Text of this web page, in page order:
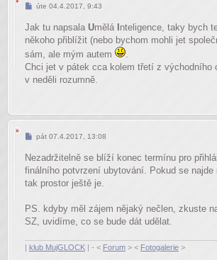
Příspěvek
úte 04.4.2017, 9:43
Jak tu napsala Umělá nteligence, taky bych
někoho přiblížit (nebo bychom mohli jet
sám, ale mým autem
.
Chci jet v pátek cca kolem třetí z východního
v neděli rozumně.
Příspěvek
pát 07.4.2017, 13:08
Nezadržitelně se blíží konec termínu pro
finálního potvrzení ubytování. Pokud se najde
tak prostor ještě je.
PS. kdyby měl zájem nějaký nečlen, zkuste
SZ, uvidíme, co se bude dát udělat.
| klub MujGLOCK | - < Forum > < Fotogalerie >